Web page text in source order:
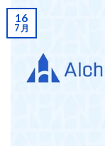
16
7 月